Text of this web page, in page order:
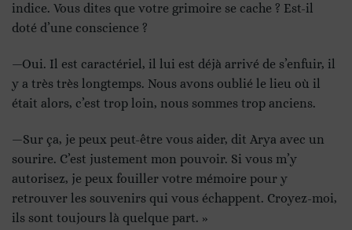
indice. Vous dites que votre grimoire se cache ? Est-il
doté d’une conscience ?
—Oui. Il est caractériel, il lui est déjà arrivé de s’enfuir, il
y a très très longtemps. Nous avons oublié le lieu où il
était alors, c’est trop loin, nous sommes trop anciens.
—Sur ça, je peux peut-être vous aider, dit Arya avec un
sourire. C’est justement mon pouvoir. Si vous m’y
autorisez, je peux fouiller votre mémoire pour y
retrouver les souvenirs qui vous échappent. Croyez-moi,
ils sont toujours là quelque part. »